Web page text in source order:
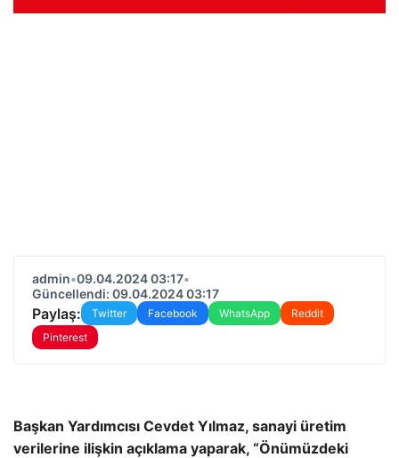
admin•09.04.2024 03:17•
Güncellendi: 09.04.2024 03:17
Paylaş: Twitter Facebook WhatsApp
Reddit
Pinterest
Başkan Yardımcısı Cevdet Yılmaz, sanayi üretim
verilerine ilişkin açıklama yaparak, “Önümüzdeki